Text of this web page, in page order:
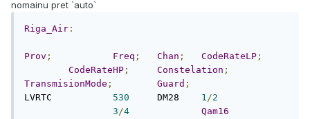
nomainu pret `auto`
Riga_Air :
Prov ; Freq ; Chan ; CodeRateLP ;
CodeRateHP ; Constelation ;
TransmisionMode ; Guard ;
530 1/2
3/4
Qam16